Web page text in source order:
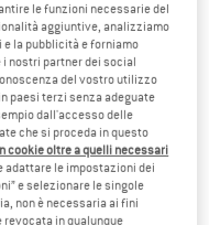
le funzioni necessarie del
aggiuntive, analizziamo
la pubblicità e forniamo
i nostri partner dei social
del vostro utilizzo
paesi terzi senza adeguate
dall'accesso delle
che si proceda in questo
cookie oltre a quelli necessari
adattare le impostazioni dei
e selezionare le singole
non è necessaria ai fini
in qualunque